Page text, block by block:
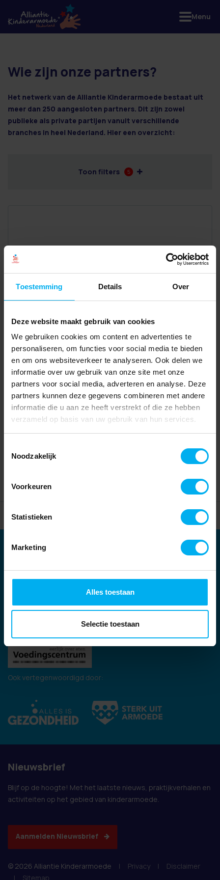
Toestemming Details Over
Deze website maakt gebruik van cookies
We gebruiken cookies om content en advertenties te
personaliseren, om functies voor social media te bieden
en om ons websiteverkeer te analyseren. Ook delen we
informatie over uw gebruik van onze site met onze
partners voor social media, adverteren en analyse. Deze
partners kunnen deze gegevens combineren met andere
informatie die u aan ze heeft verstrekt of die ze hebben
verzameld op basis van uw gebruik van hun services.
Noodzakelijk
Voorkeuren
Statistieken
Marketing
Alles toestaan
Selectie toestaan
2 resultaten
Wie zijn onze partners?
Het netwerk van de Alliantie Kinderarmoede bestaat uit
meer dan 250 aangesloten partners. Dit zijn zowel
publieke als private partijen vanuit verschillende
branches in heel Nederland. Hier een overzicht:
Toon filters 5
Home Partners
Partners
Kernpartners:
Ook vertegenwoordigd door:
Nieuwsbrief
Blijf op de hoogte! Met het laatste nieuws, praktijkverhalen en
activiteiten op het gebied van kinderarmoede.
Aanmelden Nieuwsbrief
© 2026 Alliantie Kinderarmoede | Privacy |
Disclaimer
|
Sitemap
Menu